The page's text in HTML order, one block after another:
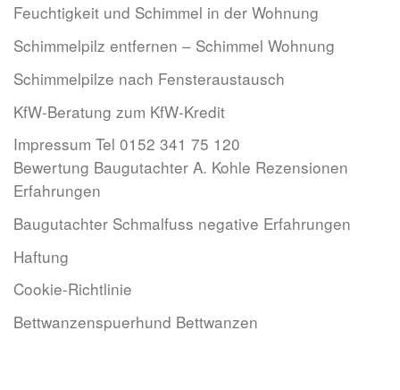
Feuchtigkeit und Schimmel in der Wohnung
Schimmelpilz entfernen – Schimmel Wohnung
Schimmelpilze nach Fensteraustausch
KfW-Beratung zum KfW-Kredit
Impressum Tel 0152 341 75 120
Bewertung Baugutachter A. Kohle Rezensionen
Erfahrungen
Baugutachter Schmalfuss negative Erfahrungen
Haftung
Cookie-Richtlinie
Bettwanzenspuerhund Bettwanzen